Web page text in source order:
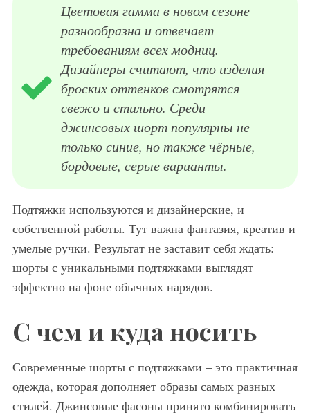
Цветовая гамма в новом сезоне
разнообразна и отвечает
требованиям всех модниц.
Дизайнеры считают, что изделия
броских оттенков смотрятся
свежо и стильно. Среди
джинсовых шорт популярны не
только синие, но также чёрные,
бордовые, серые варианты.
Подтяжки используются и дизайнерские, и
собственной работы. Тут важна фантазия, креатив и
умелые ручки. Результат не заставит себя ждать:
шорты с уникальными подтяжками выглядят
эффектно на фоне обычных нарядов.
С чем и куда носить
Современные шорты с подтяжками – это практичная
одежда, которая дополняет образы самых разных
стилей. Джинсовые фасоны принято комбинировать